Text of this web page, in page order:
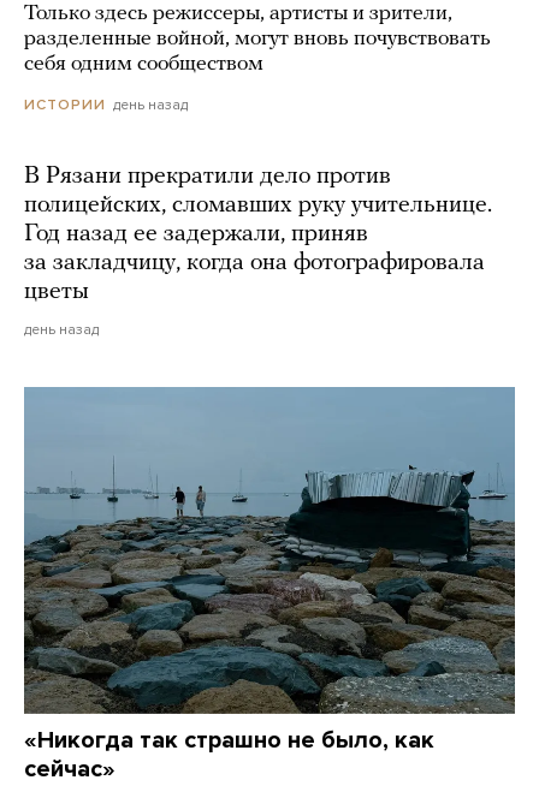
Только здесь режиссеры, артисты и зрители,
разделенные войной, могут вновь почувствовать
себя одним сообществом
ИСТОРИИ день назад
В Рязани прекратили дело против
полицейских, сломавших руку учительнице.
Год назад ее задержали, приняв
за закладчицу, когда она фотографировала
цветы
день назад
«Никогда так страшно не было, как
сейчас»